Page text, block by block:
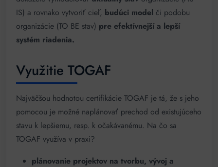
IS) a rovnako vytvoriť cieľ, budúci model či podobu
organizácie (TO BE stav) pre efektívnejší a lepší
systém riadenia.
Využitie TOGAF
Najväčšou hodnotou certifikácie TOGAF je tá, že s jeho
pomocou je možné naplánovať prechod od existujúceho
stavu k lepšiemu, resp. k očakávanému. Na čo sa
TOGAF využíva v praxi?
plánovanie projektov na tvorbu, vývoj a